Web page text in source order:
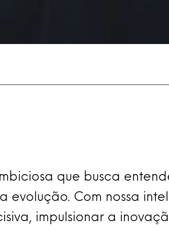
que busca
evolução. Com nossa
impulsionar a